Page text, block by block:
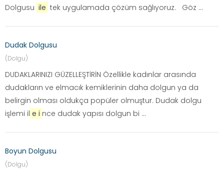
Dolgusu ile tek uygulamada çözüm sağlıyoruz. Göz ...
Dudak Dolgusu
(Dolgu)
DUDAKLARINIZI GÜZELLEŞTİRİN Özellikle kadınlar arasında
dudakların ve elmacık kemiklerinin daha dolgun ya da
belirgin olması oldukça popüler olmuştur. Dudak dolgu
işlemi il e i nce dudak yapısı dolgun bi ...
Boyun Dolgusu
(Dolgu)